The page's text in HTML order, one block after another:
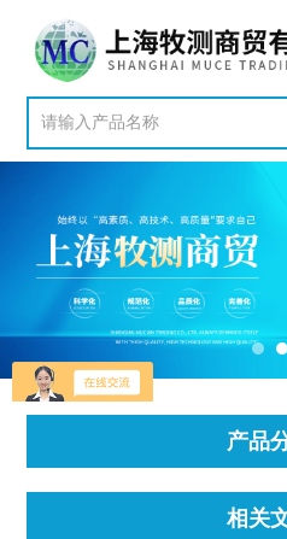
产品
相关